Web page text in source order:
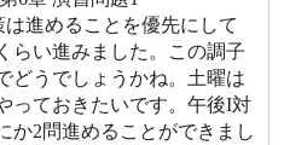
進めることを優先にして
らい進みました。この調子
どうでしょうかね。土曜は
っておきたいです。午後I対
か2問進めることができまし